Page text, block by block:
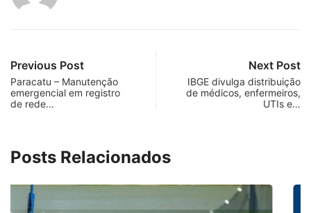
Previous Post
Paracatu – Manutenção
emergencial em registro
de rede…
Next Post
IBGE divulga distribuição
de médicos, enfermeiros,
UTIs e…
Posts Relacionados